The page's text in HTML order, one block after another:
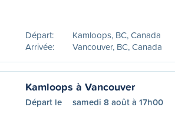
Départ:
Kamloops, BC, Canada
Arrivée:
Vancouver, BC, Canada
Kamloops à Vancouver
Départ le samedi 8 août à 17h00